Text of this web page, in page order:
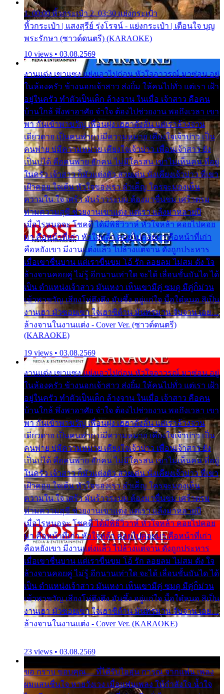
1. 00:00 หิ้วกระเป๋า 2. 03:30 แย่งกระเป๋า
หิ้วกระเป๋า | แสงสุรีย์ รุ่งโรจน์ - แย่งกระเป๋า | เตือนใจ บุญ
พระรักษา (ซาวด์ดนตรี) (KARAOKE)
10 views • 03.08.2569
งานแต่ง เขาแซง แย่งเอาไปก่อน หัวใจอาวรณ์ มาซ่อน อยู่
ในห้องครัว ข้างนอกเจ้าสาว ส่งยิ้ม ให้คนไปทั่ว แต่เรา เฝ้า
อยู่ในครัว ทำตัวเป็นเด็ก ล้างจาน ในเมื่อ เจ้าสาว คือคน
บ้านใกล้ พึ่งพาอาศัย จำใจ ต้องไปช่วยงาน พอถึงเวลา เขา
พา กันเข้าพาขวัญ เพื่อนฝูง เฮฮาดังลั่น แต่เราล้างจาน
เดียวดาย เป็นคนพ่าย บ่มีความหมาย เคียงใจเจ้าบ่าว เป็น
คนพ่าย บ่มีความหมาย เคียงใจเจ้าบ่าว เพื่อนเจ้าสาว ยัง
เป็นบ่ได้ คือคนพ่าย ฮักคน ไม่มีใครสน เขาไม่เห็นคน ที่อยู่
ในครัว เจ้าสาว ก็มัวแต่งตัว สวยเด่น นั่งเคียงเจ้าบ่าว ที่เขา
เฝ้าคอย ใจเต้น หัวใจของเรา ลำเค็ญ ใครจะมองเห็น
ความใน ใจ เศร้า มันร้าวระบม ต้องมาขื่นขม เศร้าตรม
ท่ามความสุขี ช่วยงานเขาแต่ง แต่เรา แล้งมาหลายปี
เมื่อไรหนอจะ โชคดี ได้มีพิธีวิวาห์ หัวใจหล้า คอยไปคอย
มา คือหน้าที่เก่า หัวใจหล้า คอยไปคอยมา คือหน้าที่เก่า
คือหยังเขา มีงานแต่งแล้ว ไปล้างแต่จาน ดั่งถูกประหาร
เมื่อเขาชื่นบาน แต่เราขื่นขม โอ้ รัก ลอยลม ไม่สม ดัง ใจ
ล้างจานคอยคู่ ไม่รู้ อีกนานเท่าใด จะได้ เลื่อนขั้นบันได ได้
เป็น ตำแหน่งเจ้าสาว มันเหงา เห็นเขามีคู่ ซมดู มีคู่ก็ม่วน
เข้าพาขวัญ เสียงโห่ตึงตึง มันซึ้ง อยู่แก่ใจ มื้อใด๋หนอ สิเป็น
งานเฮา มัวซอยเขา ใจเฮาซิด้าน มันทรมาน จับจาน เอย…
ล้างจานในงานแต่ง - Cover Ver. (ซาวด์ดนตรี)
(KARAOKE)
19 views • 03.08.2569
งานแต่ง เขาแซง แย่งเอาไปก่อน หัวใจอาวรณ์ มาซ่อน อยู่
ในห้องครัว ข้างนอกเจ้าสาว ส่งยิ้ม ให้คนไปทั่ว แต่เรา เฝ้า
อยู่ในครัว ทำตัวเป็นเด็ก ล้างจาน ในเมื่อ เจ้าสาว คือคน
บ้านใกล้ พึ่งพาอาศัย จำใจ ต้องไปช่วยงาน พอถึงเวลา เขา
พา กันเข้าพาขวัญ เพื่อนฝูง เฮฮาดังลั่น แต่เราล้างจาน
เดียวดาย เป็นคนพ่าย บ่มีความหมาย เคียงใจเจ้าบ่าว เป็น
คนพ่าย บ่มีความหมาย เคียงใจเจ้าบ่าว เพื่อนเจ้าสาว ยัง
เป็นบ่ได้ คือคนพ่าย ฮักคน ไม่มีใครสน เขาไม่เห็นคน ที่อยู่
ในครัว เจ้าสาว ก็มัวแต่งตัว สวยเด่น นั่งเคียงเจ้าบ่าว ที่เขา
เฝ้าคอย ใจเต้น หัวใจของเรา ลำเค็ญ ใครจะมองเห็น
ความใน ใจ เศร้า มันร้าวระบม ต้องมาขื่นขม เศร้าตรม
ท่ามความสุขี ช่วยงานเขาแต่ง แต่เรา แล้งมาหลายปี
เมื่อไรหนอจะ โชคดี ได้มีพิธีวิวาห์ หัวใจหล้า คอยไปคอย
มา คือหน้าที่เก่า หัวใจหล้า คอยไปคอยมา คือหน้าที่เก่า
คือหยังเขา มีงานแต่งแล้ว ไปล้างแต่จาน ดั่งถูกประหาร
เมื่อเขาชื่นบาน แต่เราขื่นขม โอ้ รัก ลอยลม ไม่สม ดัง ใจ
ล้างจานคอยคู่ ไม่รู้ อีกนานเท่าใด จะได้ เลื่อนขั้นบันได ได้
เป็น ตำแหน่งเจ้าสาว มันเหงา เห็นเขามีคู่ ซมดู มีคู่ก็ม่วน
เข้าพาขวัญ เสียงโห่ตึงตึง มันซึ้ง อยู่แก่ใจ มื้อใด๋หนอ สิเป็น
งานเฮา มัวซอยเขา ใจเฮาซิด้าน มันทรมาน จับจาน เอย…
ล้างจานในงานแต่ง - Cover Ver. (KARAOKE)
23 views • 03.08.2569
ขอ กราบ ขอบคุณ.... ที่ได้รับไออุ่น การุณ จากแฟน เพลง
ผมแสนชื่นใจ หายวังเวง เมื่อแฟนเพลง ให้กำลังใจ น้ำใจ